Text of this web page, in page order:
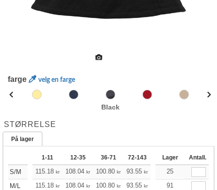
farge velg en farge
Black
STØRRELSE
På lager
1-11 12-35 36-71 72-143 144-287 288 +
Lager Antall.
S/M 115.18 kr 108.04 kr 100.80 kr 93.55 kr 86.41 kr
25
M/L
115.18 kr 108.04 kr 100.80 kr 93.55 kr 86.4191